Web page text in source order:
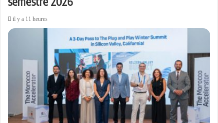
il y a 11 heures